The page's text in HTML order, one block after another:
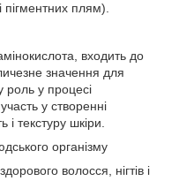
пігментних плям).
входить до
значення для
роль у процесі
у створенні
і текстуру шкіри.
організму
волосся, нігтів і